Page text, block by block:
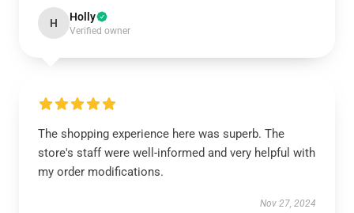
H Holly
Verified owner
The shopping experience here was superb. The
store's staff were well-informed and very helpful with
my order modifications.
Nov 27, 2024